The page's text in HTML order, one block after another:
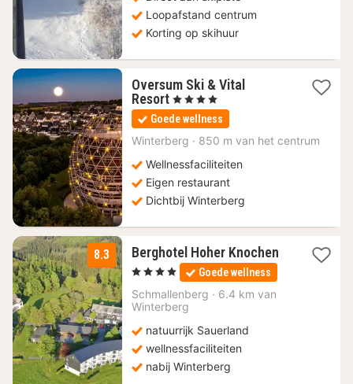
€
Loopafstand centrum
Korting op skihuur
Oversum Ski & Vital
Resort 1
nacht
vanaf
147,90
, 4 Sterren
Goede wellness
Winterberg · 850 m van het centrum
Wellnessfaciliteiten
Eigen restaurant
Dichtbij Winterberg
8.3 Berghotel Hoher Knochen1
, 4 Sterren Goede wellness
Schmallenberg · 6.4 km van
Winterberg
natuurrijk Sauerland
wellnessfaciliteiten
nabij Winterberg